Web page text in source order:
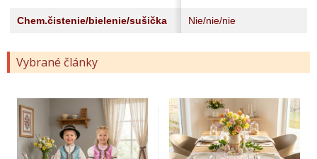
Chem.čistenie/bielenie/sušička Nie/nie/nie
Vybrané články